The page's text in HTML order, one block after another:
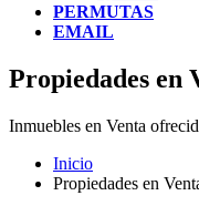
PERMUTAS
EMAIL
Propiedades en
Inmuebles en Venta
Inicio
Propiedades en